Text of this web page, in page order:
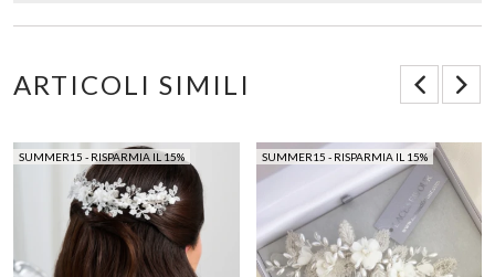
ARTICOLI SIMILI
SUMMER15 - RISPARMIA IL 15% SUMMER15 - RISPARMIA IL 15%